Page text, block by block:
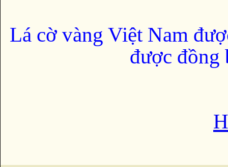
Lá cờ vàng Việt Nam
được đồng